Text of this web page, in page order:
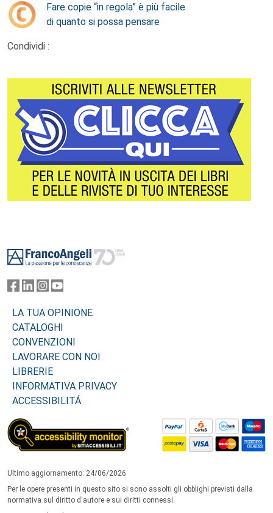
Fare copie “in regola” è più facile
di quanto si possa pensare
Condividi :
LA TUA OPINIONE
CATALOGHI
CONVENZIONI
LAVORARE CON NOI
LIBRERIE
INFORMATIVA PRIVACY
ACCESSIBILITÁ
Ultimo aggiornamento: 24/06/2026
Per le opere presenti in questo sito si sono assolti gli obblighi previsti dalla
normativa sul diritto d'autore e sui diritti connessi.